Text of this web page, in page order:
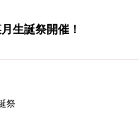
生誕祭開催！
祭